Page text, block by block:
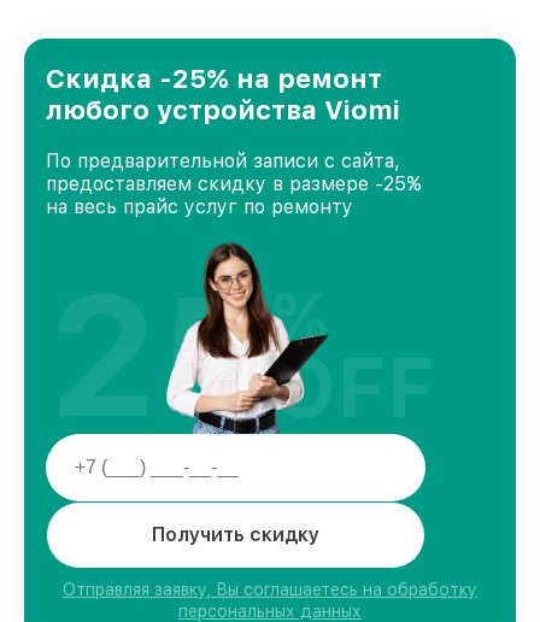
Нижнем Новгороде, постоянно повышая
уровень доверия и лояльности наших
клиентов.
Скидка -25% на ремонт
любого устройства Viomi
По предварительной записи с сайта,
предоставляем скидку в размере -25%
на весь прайс услуг по ремонту
Получить скидку
Отправляя заявку, Вы соглашаетесь на обработку
персональных данных
25%
OFF